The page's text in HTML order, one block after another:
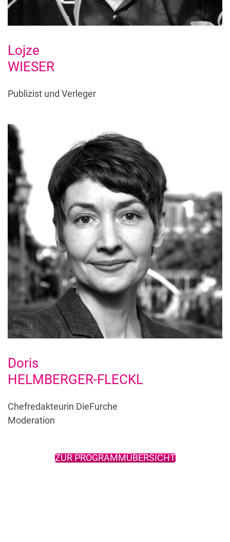
Lojze
WIESER
Publizist und Verleger
Doris
HELMBERGER-FLECKL
Chefredakteurin DieFurche
Moderation
ZUR PROGRAMMÜBERSICHT